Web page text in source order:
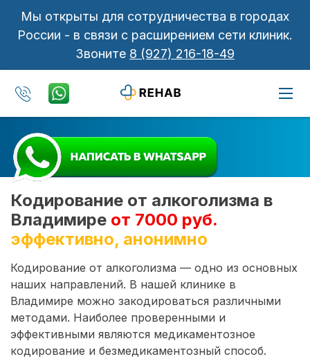
Мы открыты для сотрудничества в городах
России - в связи с расширением сети клиник.
Звоните 8 (927) 216-18-49
Кодирование от алкоголизма в
Владимире от 7000 руб.
эффективно, анонимно
Кодирование от алкоголизма — одно из основных
наших направлений. В нашей клинике в
Владимире можно закодироваться различными
методами. Наиболее проверенными и
эффективными являются медикаментозное
кодирование и безмедикаментозный способ.